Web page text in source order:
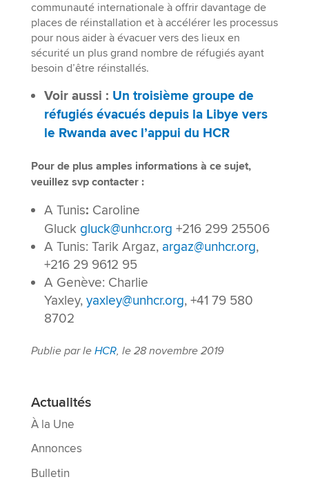
communauté internationale à offrir davantage de
places de réinstallation et à accélérer les processus
pour nous aider à évacuer vers des lieux en
sécurité un plus grand nombre de réfugiés ayant
besoin d’être réinstallés.
Voir aussi : Un troisième groupe de
réfugiés évacués depuis la Libye vers
le Rwanda avec l’appui du HCR
Pour de plus amples informations à ce sujet,
veuillez svp contacter :
A Tunis: Caroline
Gluck gluck@unhcr.org +216 299 25506
A Tunis: Tarik Argaz, argaz@unhcr.org,
+216 29 9612 95
A Genève: Charlie
Yaxley, yaxley@unhcr.org, +41 79 580
8702
Publie par le HCR, le 28 novembre 2019
Actualités
À la Une
Annonces
Bulletin